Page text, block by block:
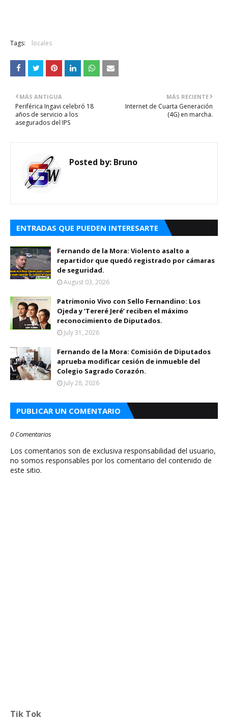
Tags: locales
MÁS RECIENTE
Internet de Cuarta Generación
(4G) en marcha.
MÁS ANTIGUA
Periférica Ingavi celebró 18
años de servicio a los
asegurados del IPS
Posted by: Bruno
ENTRADAS QUE PUEDEN INTERESARTE
Fernando de la Mora: Violento asalto a
repartidor que quedó registrado por cámaras
de seguridad.
August 03, 2026
Patrimonio Vivo con Sello Fernandino: Los
Ojeda y ‘Tereré Jeré’ reciben el máximo
reconocimiento de Diputados.
July 31, 2026
Fernando de la Mora: Comisión de Diputados
aprueba modificar cesión de inmueble del
Colegio Sagrado Corazón.
July 28, 2026
PUBLICAR UN COMENTARIO
0 Comentarios
Los comentarios son de exclusiva responsabilidad del usuario,
no somos responsables por los comentario del contenido de
este sitio.
Tik Tok